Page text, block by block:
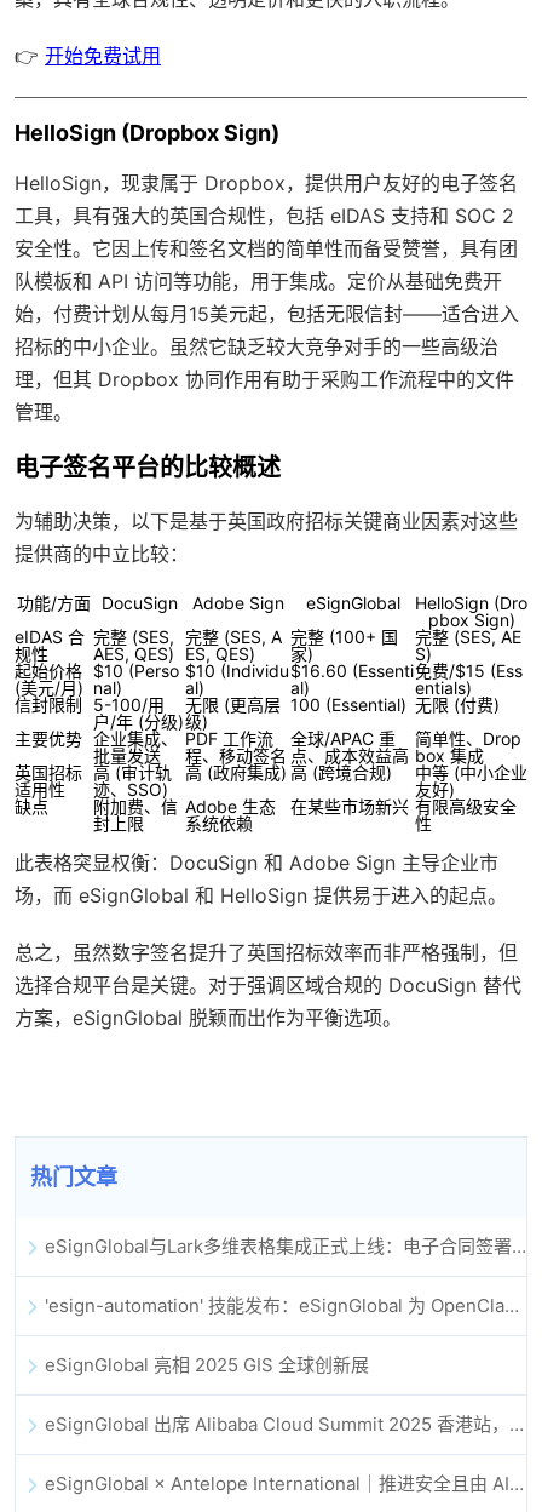
👉 开始免费试用
HelloSign (Dropbox Sign)
HelloSign，现隶属于 Dropbox，提供用户友好的电子签名
工具，具有强大的英国合规性，包括 eIDAS 支持和 SOC 2
安全性。它因上传和签名文档的简单性而备受赞誉，具有团
队模板和 API 访问等功能，用于集成。定价从基础免费开
始，付费计划从每月15美元起，包括无限信封——适合进入
招标的中小企业。虽然它缺乏较大竞争对手的一些高级治
理，但其 Dropbox 协同作用有助于采购工作流程中的文件
管理。
电子签名平台的比较概述
为辅助决策，以下是基于英国政府招标关键商业因素对这些
提供商的中立比较：
功能/方面 DocuSign Adobe Sign eSignGlobal
HelloSign (Dro
pbox Sign)
eIDAS 合
规性
完整 (SES,
AES, QES)
完整 (SES, A
ES, QES)
完整 (100+ 国
家)
完整 (SES, AE
S)
起始价格
(美元/月)
$10 (Perso
nal)
$10 (Individu
al)
$16.60 (Essenti
al)
免费/$15 (Ess
entials)
信封限制
5-100/用
户/年 (分级)
无限 (更高层
级)
100 (Essential) 无限 (付费)
主要优势 企业集成、
批量发送
PDF 工作流
程、移动签名
全球/APAC 重
点、成本效益高
简单性、Drop
box 集成
英国招标
适用性
高 (审计轨
迹、SSO)
高 (政府集成) 高 (跨境合规)
中等 (中小企业
友好)
缺点
附加费、信
封上限
Adobe 生态
系统依赖
在某些市场新兴 有限高级安全
性
此表格突显权衡：DocuSign 和 Adobe Sign 主导企业市
场，而 eSignGlobal 和 HelloSign 提供易于进入的起点。
总之，虽然数字签名提升了英国招标效率而非严格强制，但
选择合规平台是关键。对于强调区域合规的 DocuSign 替代
方案，eSignGlobal 脱颖而出作为平衡选项。
热门文章
eSignGlobal与Lark多维表格集成正式上线：电子合同签署归档全程自动化
'esign-automation' 技能发布：eSignGlobal 为 OpenClaw 提供自动化电子签名能力
eSignGlobal 亮相 2025 GIS 全球创新展
eSignGlobal 出席 Alibaba Cloud Summit 2025 香港站，共同探讨 AI 驱动的云创新与数字信任未来
eSignGlobal × Antelope International｜推进安全且由 AI 驱动的数字化工作流